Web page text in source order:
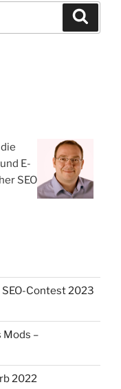
E-
SEO
Contest 2023
Mods –
2022